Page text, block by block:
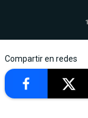
Compartir en redes